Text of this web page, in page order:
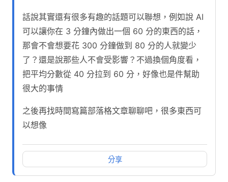
話說其實還有很多有趣的話題可以聯想，例如說 AI
可以讓你在 3 分鐘內做出一個 60 分的東西的話，
那會不會想要花 300 分鐘做到 80 分的人就變少
了？還是說那些人不會受影響？不過換個角度看，
把平均分數從 40 分拉到 60 分，好像也是件幫助
很大的事情
之後再找時間寫篇部落格文章聊聊吧，很多東西可
以想像
分享